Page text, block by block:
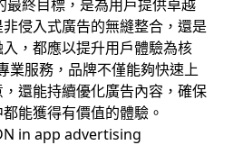
最終目標，是為用戶提供卓越
侵入式廣告的無縫整合，還是
，都應以提升用戶體驗為核
業服務，品牌不僅能夠快速上
還能持續優化廣告內容，確保
能獲得有價值的體驗。